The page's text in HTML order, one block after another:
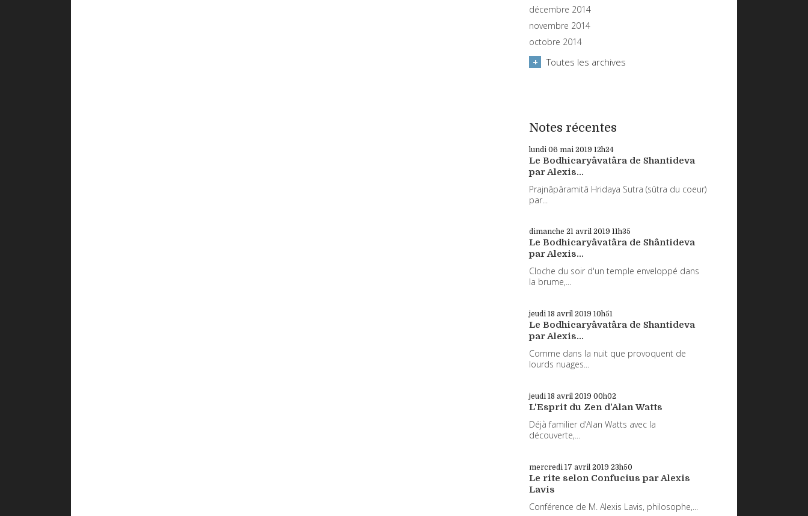
décembre 2014
novembre 2014
octobre 2014
Toutes les archives
Notes récentes
lundi 06 mai 2019 12h24
Le Bodhicaryâvatâra de Shantideva
par Alexis...
Prajnâpâramitâ Hridaya Sutra (sûtra du coeur)
par...
dimanche 21 avril 2019 11h35
Le Bodhicaryâvatâra de Shântideva
par Alexis...
Cloche du soir d'un temple enveloppé dans
la brume,...
jeudi 18 avril 2019 10h51
Le Bodhicaryâvatâra de Shantideva
par Alexis...
Comme dans la nuit que provoquent de
lourds nuages...
jeudi 18 avril 2019 00h02
L'Esprit du Zen d'Alan Watts
Déjà familier d’Alan Watts avec la
découverte,...
mercredi 17 avril 2019 23h50
Le rite selon Confucius par Alexis
Lavis
Conférence de M. Alexis Lavis, philosophe,...